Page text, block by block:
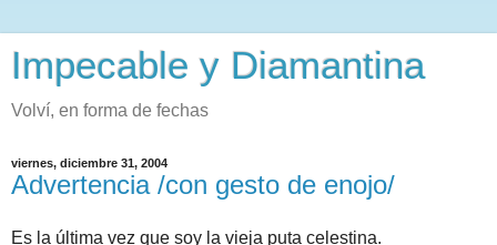
Impecable y Diamantina
Volví, en forma de fechas
viernes, diciembre 31, 2004
Advertencia /con gesto de enojo/
Es la última vez que soy la vieja puta celestina.